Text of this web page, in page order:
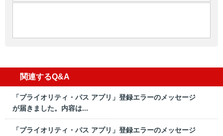
関連するQ&A
「プライオリティ・パス アプリ」登録エラーのメッセージ
が届きました。内容は...
「プライオリティ・パス アプリ」登録エラーのメッセージ